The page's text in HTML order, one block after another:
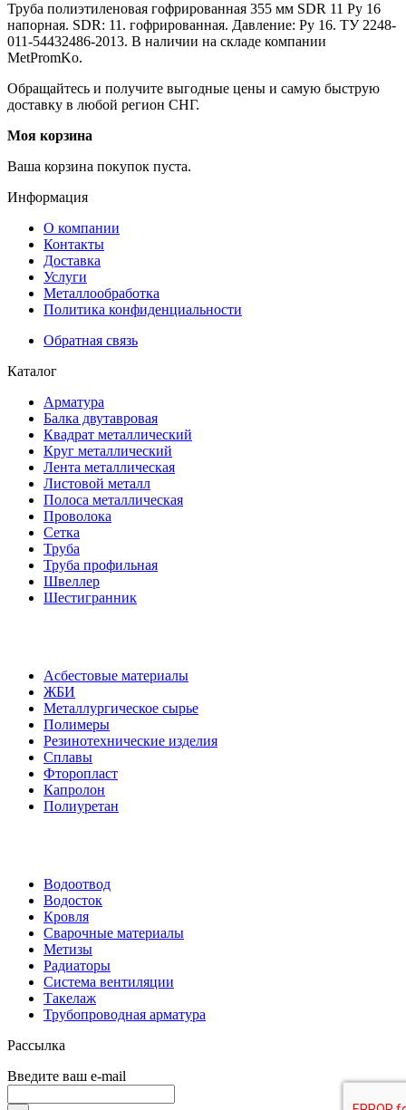
Труба полиэтиленовая гофрированная 355 мм SDR 11 Ру 16
напорная. SDR: 11. гофрированная. Давление: Ру 16. ТУ 2248-
011-54432486-2013. В наличии на складе компании
MetPromKo.
Обращайтесь и получите выгодные цены и самую быструю
доставку в любой регион СНГ.
Моя корзина
Ваша корзина покупок пуста.
Информация
О компании
Контакты
Доставка
Услуги
Металлообработка
Политика конфиденциальности
Обратная связь
Каталог
Арматура
Балка двутавровая
Квадрат металлический
Круг металлический
Лента металлическая
Листовой металл
Полоса металлическая
Проволока
Сетка
Труба
Труба профильная
Швеллер
Шестигранник
Асбестовые материалы
ЖБИ
Металлургическое сырье
Полимеры
Резинотехнические изделия
Сплавы
Фторопласт
Капролон
Полиуретан
Водоотвод
Водосток
Кровля
Сварочные материалы
Метизы
Радиаторы
Система вентиляции
Такелаж
Трубопроводная арматура
Рассылка
Введите ваш e-mail